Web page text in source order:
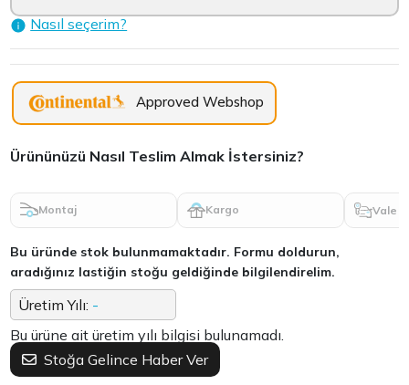
Nasıl seçerim?
Approved Webshop
Ürününüzü Nasıl Teslim Almak İstersiniz?
Montaj Kargo Vale
Bu üründe stok bulunmamaktadır. Formu doldurun,
aradığınız lastiğin stoğu geldiğinde bilgilendirelim.
Üretim Yılı: -
Bu ürüne ait üretim yılı bilgisi bulunamadı.
Stoğa Gelince Haber Ver